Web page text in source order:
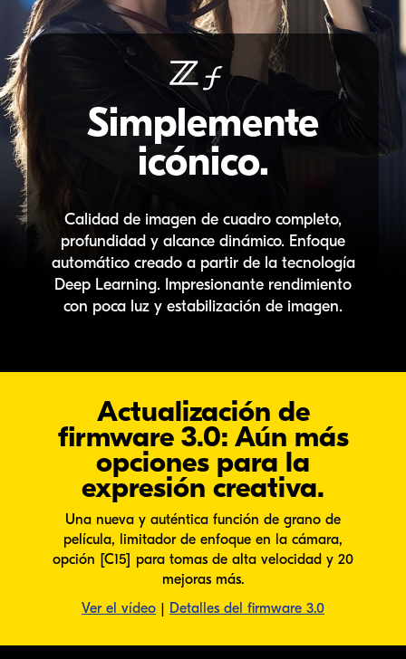
Simplemente
icónico.
Calidad de imagen de cuadro completo,
profundidad y alcance dinámico. Enfoque
automático creado a partir de la tecnología
Deep Learning. Impresionante rendimiento
con poca luz y estabilización de imagen.
Actualización de
firmware 3.0: Aún más
opciones para la
expresión creativa.
Una nueva y auténtica función de grano de
película, limitador de enfoque en la cámara,
opción [C15] para tomas de alta velocidad y 20
mejoras más.
Ver el vídeo
Detalles del firmware 3.0